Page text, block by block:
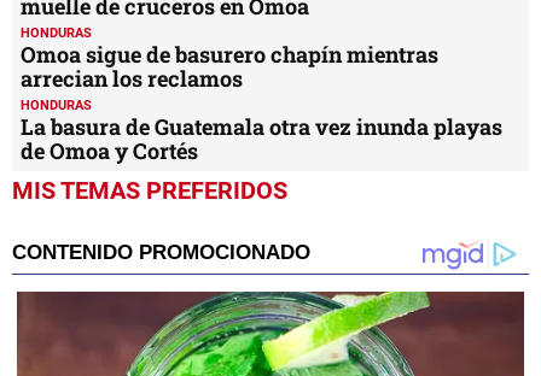
HONDURAS
Omoa sigue de basurero chapín mientras
arrecian los reclamos
HONDURAS
La basura de Guatemala otra vez inunda playas
de Omoa y Cortés
MIS TEMAS PREFERIDOS